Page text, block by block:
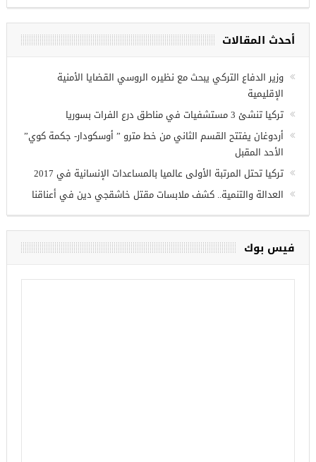
مجموعة فرص عمل للسوريين في
أحدث المقالات
وزير الدفاع التركي يبحث مع نظيره الروسي القضايا الأمنية
الإقليمية
تركيا تنشئ 3 مستشفيات في مناطق درع الفرات بسوريا
أردوغان يفتتح القسم الثاني من خط مترو ” أوسكودار- جكمة كوي”
تركيا تحتل المرتبة الأولى عالميا بالمساعدات الإنسانية في 2017
العدالة والتنمية.. كشف ملابسات مقتل خاشقجي دين في أعناقنا